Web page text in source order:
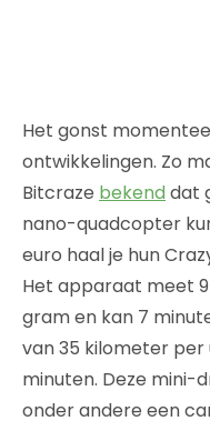
Het gonst
ontwikkelingen. Zo
Bitcraze bekend dat
nano-quadcopter
euro haal je hun
Het apparaat meet
gram en kan 7
van 35 kilometer per
minuten. Deze mini-
onder andere een